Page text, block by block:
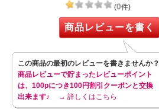
(0件)
商品レビューを書く
この商品の最初のレビューを書きませんか？
商品レビューで貯まったレビューポイント
は、100pにつき100円割引クーポンと交換
出来ます♪
→ 詳しくはこちら